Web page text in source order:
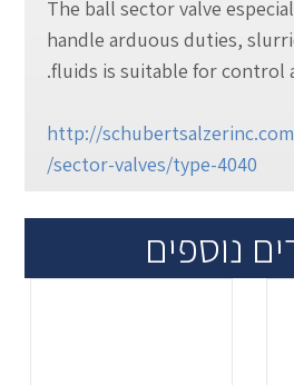
The ball sector valve
handle arduous duties,
fluids is suitable for control
http://
sector-valves/type-4040/
נוספים